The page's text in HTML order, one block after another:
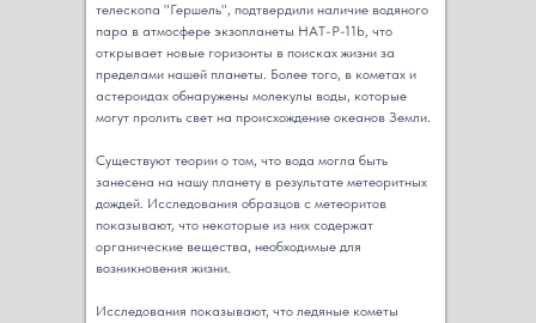
телескопа "Гершель", подтвердили наличие водяного
пара в атмосфере экзопланеты HAT-P-11b, что
открывает новые горизонты в поисках жизни за
пределами нашей планеты. Более того, в кометах и
астероидах обнаружены молекулы воды, которые
могут пролить свет на происхождение океанов Земли.
Существуют теории о том, что вода могла быть
занесена на нашу планету в результате метеоритных
дождей. Исследования образцов с метеоритов
показывают, что некоторые из них содержат
органические вещества, необходимые для
возникновения жизни.
Исследования показывают, что ледяные кометы